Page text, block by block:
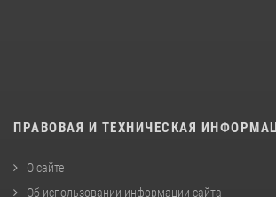
ПРАВОВАЯ И ТЕХНИЧЕСКАЯ
О сайте
Об использовании информации сайта